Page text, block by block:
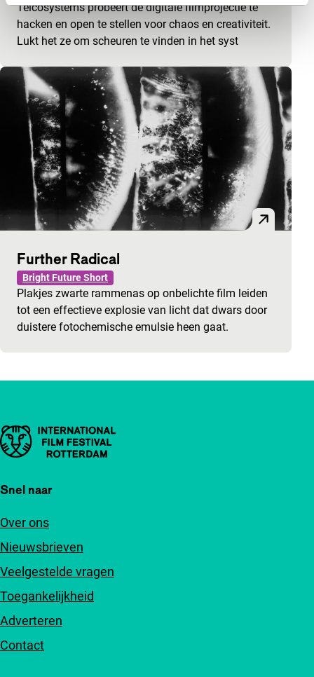
Telcosystems probeert de digitale filmprojectie te
hacken en open te stellen voor chaos en creativiteit.
Lukt het ze om scheuren te vinden in het syst
Further Radical
Bright Future Short
Plakjes zwarte rammenas op onbelichte film leiden
tot een effectieve explosie van licht dat dwars door
duistere fotochemische emulsie heen gaat.
Belangrijke links
Snel naar
Over ons
Nieuwsbrieven
Veelgestelde vragen
Toegankelijkheid
Adverteren
Contact